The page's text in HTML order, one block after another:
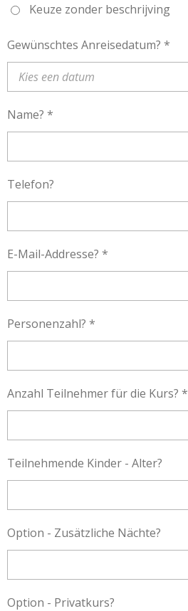
Keuze zonder beschrijving
Gewünschtes Anreisedatum? *
Name? *
Telefon?
E-Mail-Addresse? *
Personenzahl? *
Anzahl Teilnehmer für die Kurs? *
Teilnehmende Kinder - Alter?
Option - Zusätzliche Nächte?
Option - Privatkurs?